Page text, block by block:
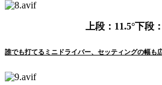
上段：11.5°下段
誰でも打てるミニドライバー、セッティングの幅も